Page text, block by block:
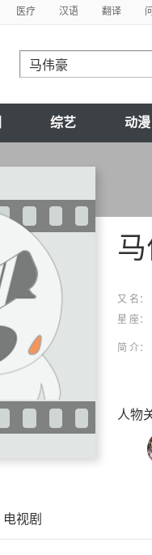
医疗 汉语 翻译
综艺 动漫
又 名：
星 座：
简 介：
人物
电视剧